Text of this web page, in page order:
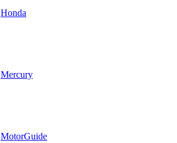
Honda
Mercury
MotorGuide